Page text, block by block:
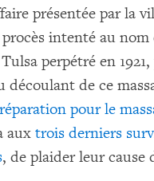
présentée par la
intenté au
perpétré en
de ce
pour le
auxtrois derniers
, de plaider leur cause